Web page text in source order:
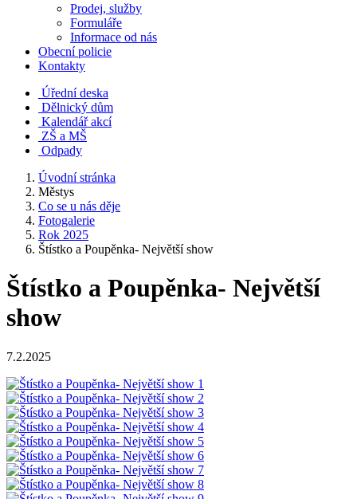
Prodej, služby
Formuláře
Informace od nás
Obecní policie
Kontakty
Úřední deska
Dělnický dům
Kalendář akcí
ZŠ a MŠ
Odpady
Úvodní stránka
Městys
Co se u nás děje
Fotogalerie
Rok 2025
Štístko a Poupěnka- Největší show
Štístko a Poupěnka- Největší
show
7.2.2025